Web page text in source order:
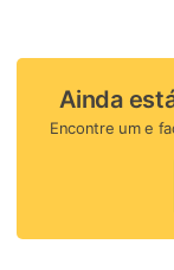
Ainda
Encontre um e